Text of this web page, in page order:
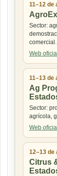
11–12 de
Sector:
comercial.
Web oficial
11–13 de
Ag
Sector:
agrícola,
Web oficial
12–13 de
Citrus